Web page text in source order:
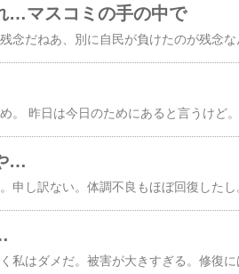
…マスコミの手の中で
…